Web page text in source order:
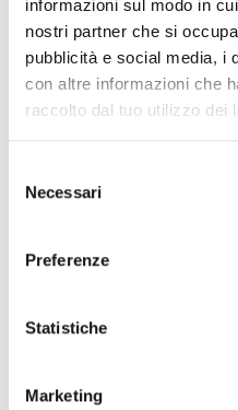
informazioni sul modo in
nostri partner che si
pubblicità e social media, i
con altre informazioni che
raccolto dal tuo utilizzo dei
delNecessari
Preferenze
Statistiche
Marketing
Mercoledì 6 novembre
Potete trovare l’intervento
minuti https://
—Puntata-del-06112024-
4c5e35ac850c.html